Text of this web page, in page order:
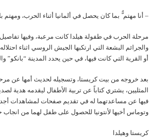
– أنا مهتم ٌّ بما كان يحصل في ألمانيا أثناء الحرب،
مرحلة الحرب في طفولة هيلدا كانت مرعبة، وفيها
والجرائم البشعة التي ارتكبها الجيش الروسي اثناء
أو القرية التي كانت فيها، في حين يحدد المدينة “بانكو”
المثليين، يشتري كتاباً عن تربية الأطفال ليقدمه هدية
فيها عن مساعدتهما له في تقديم صفحات لمشاهدات
وتوماس أخيها لأنتونيا للحصول على طفل لهما من انجاب
كريستا وهيلدا